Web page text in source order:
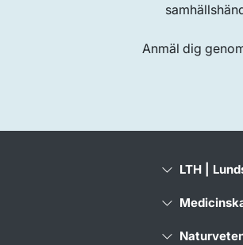
Anmäl dig
LTH |